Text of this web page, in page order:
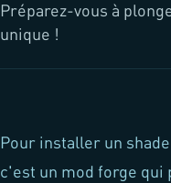
Préparez-vous à
unique !
Pour installer un
c'est un mod forge